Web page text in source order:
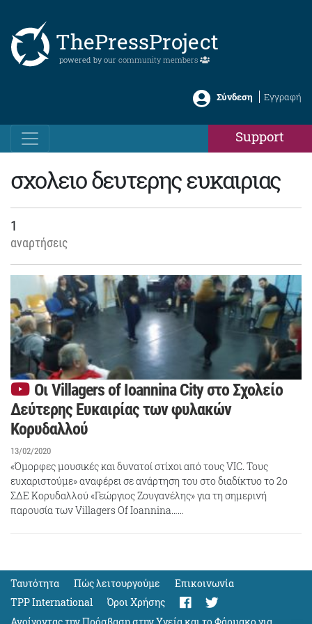
ThePressProject
powered by our community members
Σύνδεση Εγγραφή
Support
σχολειο δευτερης ευκαιριας
1
αναρτήσεις
Oι Villagers of Ioannina City στο Σχολείο
Δεύτερης Ευκαιρίας των φυλακών
Κορυδαλλού
13/02/2020
«Όμορφες μουσικές και δυνατοί στίχοι από τους VIC. Τους
ευχαριστούμε» αναφέρει σε ανάρτηση του στο διαδίκτυο το 2ο
ΣΔΕ Κορυδαλλού «Γεώργιος Ζουγανέλης» για τη σημερινή
παρουσία των Villagers Of Ioannina……
Ταυτότητα Πώς λειτουργούμε
Eπικοινωνία
TPP International
Όροι Χρήσης